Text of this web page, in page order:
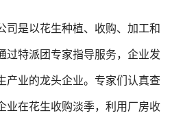
是以花生种植、收购、加工和
过特派团专家指导服务，企业发
产业的龙头企业。专家们认真查
业在花生收购淡季，利用厂房收